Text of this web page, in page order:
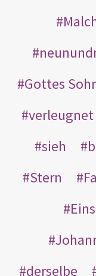
Gottes
verleugnet
sieh
Stern
derselbe